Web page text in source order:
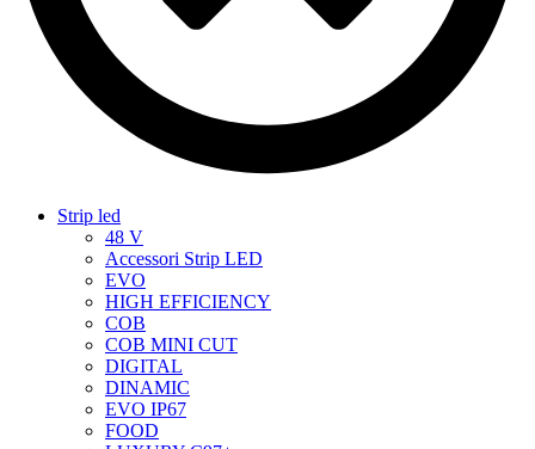
Strip led
48 V
Accessori Strip LED
EVO
HIGH EFFICIENCY
COB
COB MINI CUT
DIGITAL
DINAMIC
EVO IP67
FOOD